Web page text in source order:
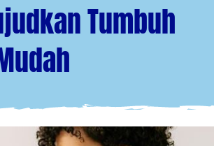
Tumbuh